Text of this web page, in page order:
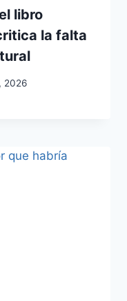
libro
la falta
2026